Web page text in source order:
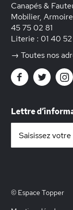
Canapés &
Mobilier,
45 75 02 81
Literie : 01 40
→ Toutes nos
Lettre
notre
© Espace Topper